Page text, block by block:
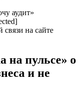
аудит»
связи на сайте
на пульсе» о
и не